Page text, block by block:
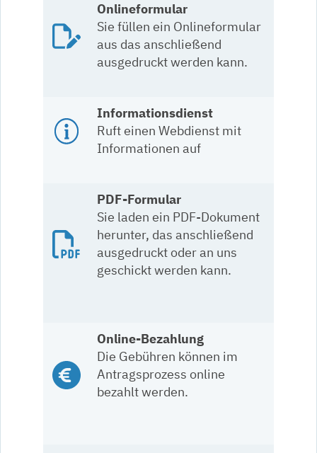
Onlineformular
Sie füllen ein Onlineformular
aus das anschließend
ausgedruckt werden kann.
Informationsdienst
Ruft einen Webdienst mit
Informationen auf
PDF-Formular
Sie laden ein PDF-Dokument
herunter, das anschließend
ausgedruckt oder an uns
geschickt werden kann.
Online-Bezahlung
Die Gebühren können im
Antragsprozess online
bezahlt werden.